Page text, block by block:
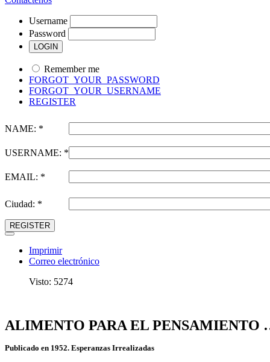
Username
Password
Remember me
FORGOT_YOUR_PASSWORD
FORGOT_YOUR_USERNAME
REGISTER
NAME: *
USERNAME: *
EMAIL: *
Ciudad: *
REGISTER
Imprimir
Correo electrónico
Visto: 5274
ALIMENTO PARA EL PENSAMIENTO
Publicado en 1952. Esperanzas Irrealizadas